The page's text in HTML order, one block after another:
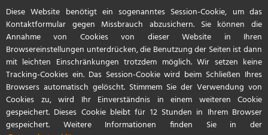
Start Referenzen Kontakt / Anfahrt
Diese Website benötigt ein sogenanntes Session-Cookie, um das
Kontaktformular gegen Missbrauch abzusichern. Sie können die
Annahme von Cookies von dieser Website in Ihren
Browsereinstellungen unterdrücken, die Benutzung der Seiten ist dann
mit leichten Einschränkungen trotzdem möglich. Wir setzen keine
Tracking-Cookies ein. Das Session-Cookie wird beim Schließen Ihres
Browsers automatisch gelöscht. Stimmem Sie der Verwendung von
Cookies zu, wird Ihr Einverständnis in einem weiteren Cookie
gespeichert. Dieses Cookie bleibt für 12 Stunden in Ihrem Browser
gespeichert. Weitere Informationen finden Sie in der